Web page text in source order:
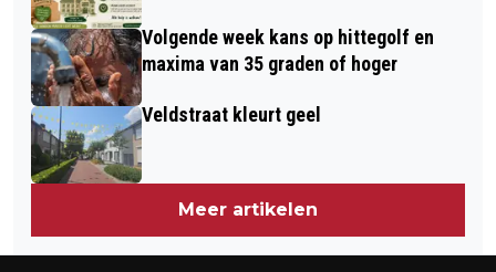
Volgende week kans op hittegolf en
maxima van 35 graden of hoger
Veldstraat kleurt geel
Meer artikelen